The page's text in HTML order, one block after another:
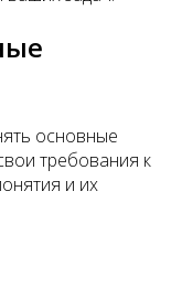
основные
требования к
и их